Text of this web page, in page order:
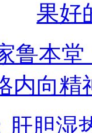
果好
本堂
内向精
胆湿